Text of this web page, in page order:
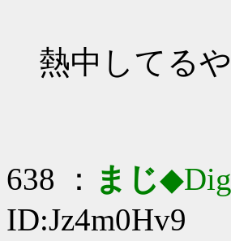
熱中してる
638 ： まじ
ID:Jz4m0Hv9